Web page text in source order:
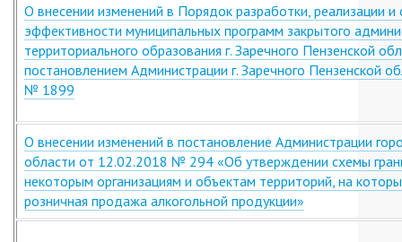
О внесении изменений в Порядок разработки, реализации и
эффективности муниципальных программ закрытого
территориального образования г. Заречного Пензенской
постановлением Администрации г. Заречного Пензенской
№ 1899
О внесении изменений в постановление Администрации
области от 12.02.2018 № 294 «Об утверждении схемы
некоторым организациям и объектам территорий, на
розничная продажа алкогольной продукции»